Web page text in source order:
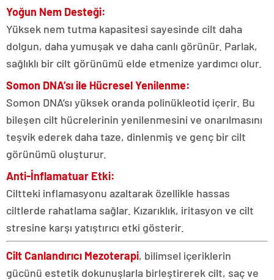
Yoğun Nem Desteği:
Yüksek nem tutma kapasitesi sayesinde cilt daha
dolgun, daha yumuşak ve daha canlı görünür. Parlak,
sağlıklı bir cilt görünümü elde etmenize yardımcı olur.
Somon DNA’sı ile Hücresel Yenilenme:
Somon DNA’sı yüksek oranda polinükleotid içerir. Bu
bileşen cilt hücrelerinin yenilenmesini ve onarılmasını
teşvik ederek daha taze, dinlenmiş ve genç bir cilt
görünümü oluşturur.
Anti-İnflamatuar Etki:
Ciltteki inflamasyonu azaltarak özellikle hassas
ciltlerde rahatlama sağlar. Kızarıklık, iritasyon ve cilt
stresine karşı yatıştırıcı etki gösterir.
Cilt Canlandırıcı Mezoterapi, bilimsel içeriklerin
gücünü estetik dokunuşlarla birleştirerek cilt, saç ve